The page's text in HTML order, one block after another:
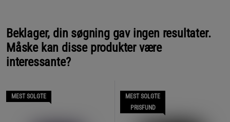
Beklager, din søgning gav ingen resultater.
Måske kan disse produkter være
interessante?
MEST SOLGTE
MEST SOLGTE
PRISFUND